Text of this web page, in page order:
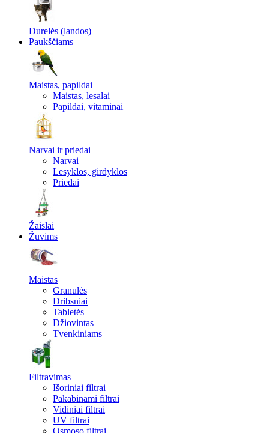
Durelės (landos)
Paukščiams
Maistas, papildai
Maistas, lesalai
Papildai, vitaminai
Narvai ir priedai
Narvai
Lesyklos, girdyklos
Priedai
Žaislai
Žuvims
Maistas
Granulės
Dribsniai
Tabletės
Džiovintas
Tvenkiniams
Filtravimas
Išoriniai filtrai
Pakabinami filtrai
Vidiniai filtrai
UV filtrai
Osmoso filtrai